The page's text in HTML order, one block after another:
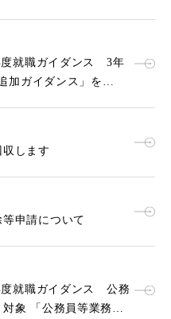
度就職ガイダンス 3年
加ガイダンス」を
します
申請について
度就職ガイダンス 公務
業務説